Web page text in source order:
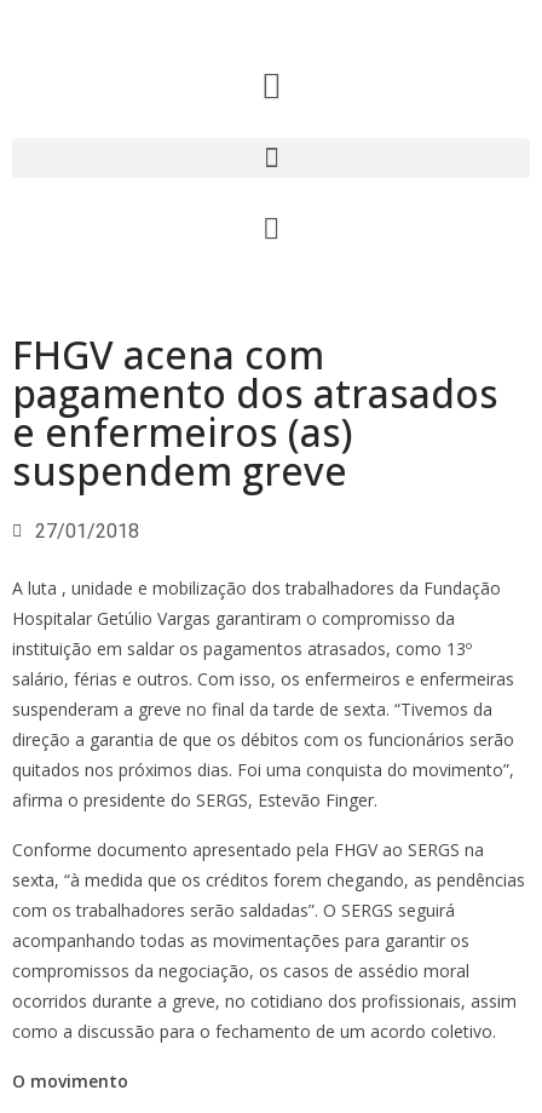
FHGV acena com
pagamento dos atrasados
e enfermeiros (as)
suspendem greve
27/01/2018
A luta , unidade e mobilização dos trabalhadores da Fundação
Hospitalar Getúlio Vargas garantiram o compromisso da
instituição em saldar os pagamentos atrasados, como 13º
salário, férias e outros. Com isso, os enfermeiros e enfermeiras
suspenderam a greve no final da tarde de sexta. “Tivemos da
direção a garantia de que os débitos com os funcionários serão
quitados nos próximos dias. Foi uma conquista do movimento”,
afirma o presidente do SERGS, Estevão Finger.
Conforme documento apresentado pela FHGV ao SERGS na
sexta, “à medida que os créditos forem chegando, as pendências
com os trabalhadores serão saldadas”. O SERGS seguirá
acompanhando todas as movimentações para garantir os
compromissos da negociação, os casos de assédio moral
ocorridos durante a greve, no cotidiano dos profissionais, assim
como a discussão para o fechamento de um acordo coletivo.
O movimento